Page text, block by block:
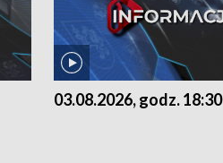
03.08.2026, godz. 18:30